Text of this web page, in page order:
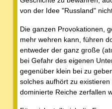
von der Idee "Russland"
Die ganzen Provokationen,
mehr wehren kann, führen
entweder der ganz große
bei Gefahr des eigenen
gegenüber klein bei zu
solches aufhört zu
dominierte Reiche zerfallen